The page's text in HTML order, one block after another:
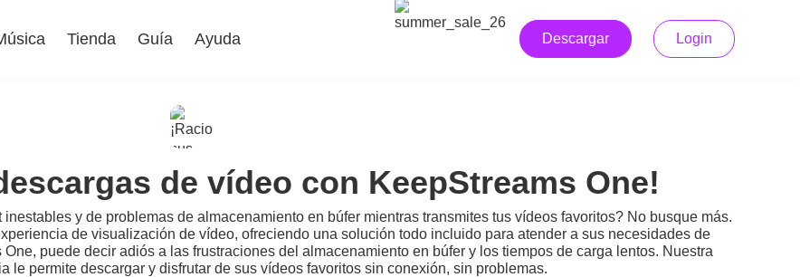
Tienda Guía Ayuda Descargar Login
de vídeo con KeepStreams One!
y de problemas de almacenamiento en búfer mientras transmites tus vídeos favoritos? No busque más.
de visualización de vídeo, ofreciendo una solución todo incluido para atender a sus necesidades de
puede decir adiós a las frustraciones del almacenamiento en búfer y los tiempos de carga lentos. Nuestra
le permite descargar y disfrutar de sus vídeos favoritos sin conexión, sin problemas.